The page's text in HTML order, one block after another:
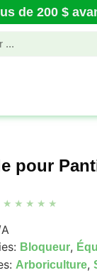
de 200 $
pour
★ ★ ★ ★ ★
Bloqueur,
Arboriculture,